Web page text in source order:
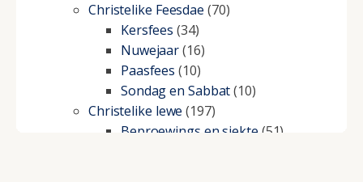
Christelike Feesdae (70)
Kersfees (34)
Nuwejaar(16)
Paasfees (10)
Sondag en Sabbat(10)
Christelike lewe (197)
Beproewings en siekte (51)